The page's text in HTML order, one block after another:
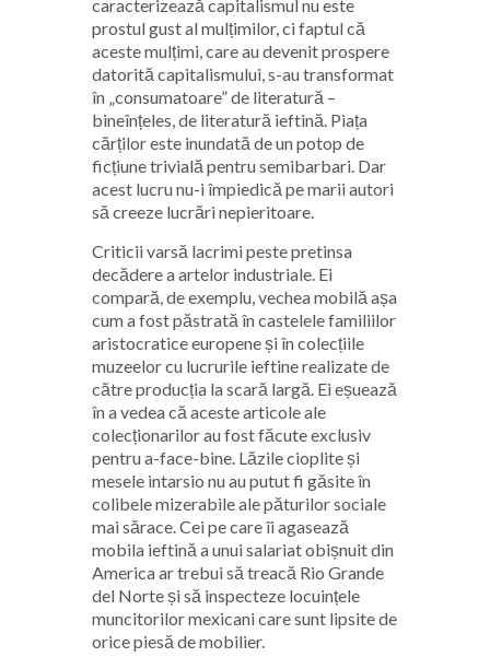
caracterizează capitalismul nu este
prostul gust al mulțimilor, ci faptul că
aceste mulțimi, care au devenit prospere
datorită capitalismului, s-au transformat
în „consumatoare” de literatură –
bineînțeles, de literatură ieftină. Piața
cărților este inundată de un potop de
ficțiune trivială pentru semibarbari. Dar
acest lucru nu-i împiedică pe marii autori
să creeze lucrări nepieritoare.
Criticii varsă lacrimi peste pretinsa
decădere a artelor industriale. Ei
compară, de exemplu, vechea mobilă așa
cum a fost păstrată în castelele familiilor
aristocratice europene și în colecțiile
muzeelor cu lucrurile ieftine realizate de
către producția la scară largă. Ei eșuează
în a vedea că aceste articole ale
colecționarilor au fost făcute exclusiv
pentru a-face-bine. Lăzile cioplite și
mesele intarsio nu au putut fi găsite în
colibele mizerabile ale păturilor sociale
mai sărace. Cei pe care îi agasează
mobila ieftină a unui salariat obișnuit din
America ar trebui să treacă Rio Grande
del Norte și să inspecteze locuințele
muncitorilor mexicani care sunt lipsite de
orice piesă de mobilier.